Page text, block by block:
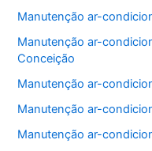
Manutenção ar-
Manutenção ar-
Conceição
Manutenção ar-
Manutenção ar-
Manutenção ar-